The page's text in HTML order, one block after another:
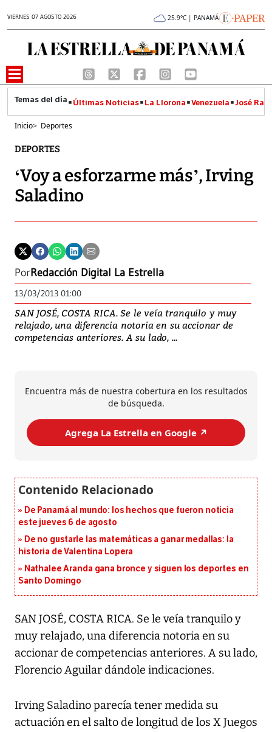
VIERNES 07 AGOSTO 2026 25.9°C | PANAMÁ
Últimas Noticias La Llorona Venezuela José
Inicio> Deportes
DEPORTES
‘Voy a esforzarme más’, Irving
Saladino
PorRedacción Digital La Estrella
13/03/2013 01:00
SAN JOSÉ, COSTA RICA. Se le veía tranquilo y muy
relajado, una diferencia notoria en su accionar de
competencias anteriores. A su lado, ...
Encuentra más de nuestra cobertura en los resultados
de búsqueda.
Agrega La Estrella en Google ↗️
De Panamá al mundo: los hechos que fueron noticia
este jueves 6 de agosto
De no gustarle las matemáticas a ganar medallas: la
historia de Valentina Lopera
Nathalee Aranda gana bronce y siguen los deportes en
Santo Domingo
SAN JOSÉ, COSTA RICA. Se le veía tranquilo y
muy relajado, una diferencia notoria en su
accionar de competencias anteriores. A su lado,
Florencio Aguilar dándole indicaciones.
Irving Saladino parecía tener medida su
actuación en el salto de longitud de los X Juegos